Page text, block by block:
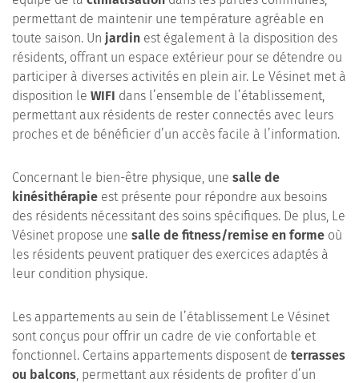
permettant de maintenir une température agréable en
toute saison. Un jardin est également à la disposition des
résidents, offrant un espace extérieur pour se détendre ou
participer à diverses activités en plein air. Le Vésinet met à
disposition le WIFI dans l’ensemble de l’établissement,
permettant aux résidents de rester connectés avec leurs
proches et de bénéficier d’un accès facile à l’information.
Concernant le bien-être physique, une salle de
kinésithérapie est présente pour répondre aux besoins
des résidents nécessitant des soins spécifiques. De plus, Le
Vésinet propose une salle de fitness/remise en forme où
les résidents peuvent pratiquer des exercices adaptés à
leur condition physique.
Les appartements au sein de l’établissement Le Vésinet
sont conçus pour offrir un cadre de vie confortable et
fonctionnel. Certains appartements disposent de terrasses
ou balcons, permettant aux résidents de profiter d’un